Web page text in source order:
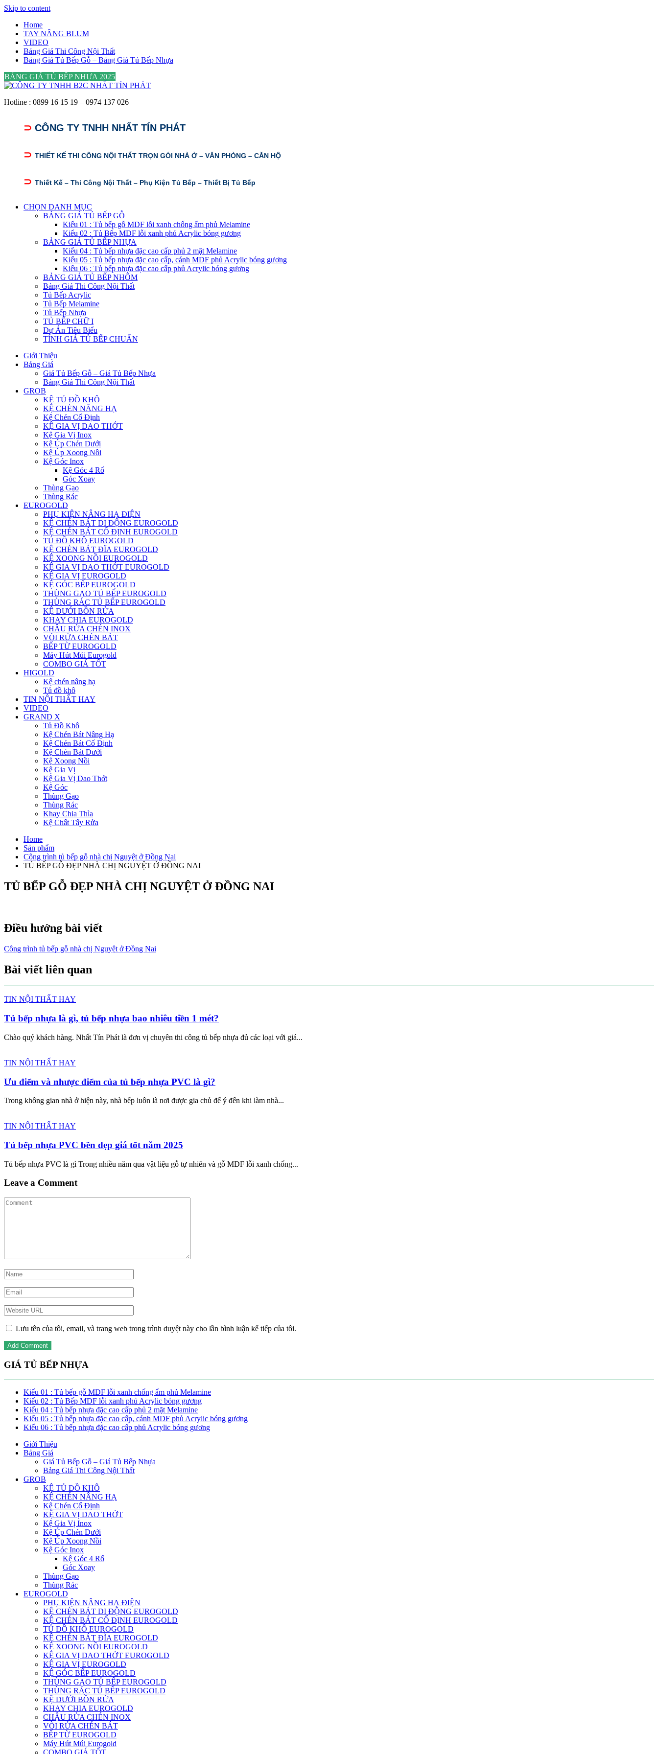
Skip to content
Home
TAY NÂNG BLUM
VIDEO
Bảng Giá Thi Công Nội Thất
Bảng Giá Tủ Bếp Gỗ – Bảng Giá Tủ Bếp Nhựa
BẢNG GIÁ TỦ BẾP NHỰA 2025
Hotline : 0899 16 15 19 – 0974 137 026
⊃ CÔNG TY TNHH NHẤT TÍN PHÁT
⊃ THIẾT KẾ THI CÔNG NỘI THẤT TRỌN GÓI NHÀ Ở – VĂN PHÒNG – CĂN HỘ
⊃ Thiết Kế – Thi Công Nội Thất – Phụ Kiện Tủ Bếp – Thiết Bị Tủ Bếp
CHỌN DANH MỤC
BẢNG GIÁ TỦ BẾP GỖ
Kiểu 01 : Tủ bếp gỗ MDF lỗi xanh chống ẩm phủ Melamine
Kiểu 02 : Tủ Bếp MDF lỗi xanh phủ Acrylic bóng gương
BẢNG GIÁ TỦ BẾP NHỰA
Kiểu 04 : Tủ bếp nhựa đặc cao cấp phủ 2 mặt Melamine
Kiểu 05 : Tủ bếp nhựa đặc cao cấp, cánh MDF phủ Acrylic bóng gương
Kiểu 06 : Tủ bếp nhựa đặc cao cấp phủ Acrylic bóng gương
BẢNG GIÁ TỦ BẾP NHÔM
Bảng Giá Thi Công Nội Thất
Tủ Bếp Acrylic
Tủ Bếp Melamine
Tủ Bếp Nhựa
TỦ BẾP CHỮ I
Dự Án Tiêu Biểu
TÍNH GIÁ TỦ BẾP CHUẨN
Giới Thiệu
Bảng Giá
Giá Tủ Bếp Gỗ – Giá Tủ Bếp Nhựa
Bảng Giá Thi Công Nội Thất
GROB
KỆ TỦ ĐỒ KHÔ
KỆ CHÉN NÂNG HẠ
Kệ Chén Cố Định
KỆ GIA VỊ DAO THỚT
Kệ Gia Vị Inox
Kệ Úp Chén Dưới
Kệ Úp Xoong Nồi
Kệ Góc Inox
Kệ Góc 4 Rổ
Góc Xoay
Thùng Gạo
Thùng Rác
EUROGOLD
PHỤ KIỆN NÂNG HẠ ĐIỆN
KỆ CHÉN BÁT DI ĐỘNG EUROGOLD
KỆ CHÉN BÁT CỐ ĐỊNH EUROGOLD
TỦ ĐỒ KHÔ EUROGOLD
KỆ CHÉN BÁT ĐĨA EUROGOLD
KỆ XOONG NỒI EUROGOLD
KỆ GIA VỊ DAO THỚT EUROGOLD
KỆ GIA VỊ EUROGOLD
KỆ GÓC BẾP EUROGOLD
THÙNG GẠO TỦ BẾP EUROGOLD
THÙNG RÁC TỦ BẾP EUROGOLD
KỆ DƯỚI BỒN RỬA
KHAY CHIA EUROGOLD
CHẬU RỬA CHÉN INOX
VÒI RỬA CHÉN BÁT
BẾP TỪ EUROGOLD
Máy Hút Múi Eurogold
COMBO GIÁ TỐT
HIGOLD
Kệ chén nâng hạ
Tủ đồ khô
TIN NỘI THẤT HAY
VIDEO
GRAND X
Tủ Đồ Khô
Kệ Chén Bát Nâng Hạ
Kệ Chén Bát Cố Định
Kệ Chén Bát Dưới
Kệ Xoong Nồi
Kệ Gia Vị
Kệ Gia Vị Dao Thớt
Kệ Góc
Thùng Gạo
Thùng Rác
Khay Chia Thìa
Kệ Chất Tẩy Rửa
Home
Sản phẩm
Công trình tủ bếp gỗ nhà chị Nguyệt ở Đồng Nai
TỦ BẾP GỖ ĐẸP NHÀ CHỊ NGUYỆT Ở ĐỒNG NAI
TỦ BẾP GỖ ĐẸP NHÀ CHỊ NGUYỆT Ở ĐỒNG NAI
Điều hướng bài viết
Công trình tủ bếp gỗ nhà chị Nguyệt ở Đồng Nai
Bài viết liên quan
TIN NỘI THẤT HAY
Tủ bếp nhựa là gì, tủ bếp nhựa bao nhiêu tiền 1 mét?
Chào quý khách hàng. Nhất Tín Phát là đơn vị chuyên thi công tủ bếp nhựa đủ các loại với giá...
TIN NỘI THẤT HAY
Ưu điểm và nhược điểm của tủ bếp nhựa PVC là gì?
Trong không gian nhà ở hiện này, nhà bếp luôn là nơi được gia chủ để ý đến khi làm nhà...
TIN NỘI THẤT HAY
Tủ bếp nhựa PVC bền đẹp giá tốt năm 2025
Tủ bếp nhựa PVC là gì Trong nhiều năm qua vật liệu gỗ tự nhiên và gỗ MDF lỗi xanh chống...
Leave a Comment
Lưu tên của tôi, email, và trang web trong trình duyệt này cho lần bình luận kế tiếp của tôi.
GIÁ TỦ BẾP NHỰA
Kiểu 01 : Tủ bếp gỗ MDF lỗi xanh chống ẩm phủ Melamine
Kiểu 02 : Tủ Bếp MDF lỗi xanh phủ Acrylic bóng gương
Kiểu 04 : Tủ bếp nhựa đặc cao cấp phủ 2 mặt Melamine
Kiểu 05 : Tủ bếp nhựa đặc cao cấp, cánh MDF phủ Acrylic bóng gương
Kiểu 06 : Tủ bếp nhựa đặc cao cấp phủ Acrylic bóng gương
Giới Thiệu
Bảng Giá
Giá Tủ Bếp Gỗ – Giá Tủ Bếp Nhựa
Bảng Giá Thi Công Nội Thất
GROB
KỆ TỦ ĐỒ KHÔ
KỆ CHÉN NÂNG HẠ
Kệ Chén Cố Định
KỆ GIA VỊ DAO THỚT
Kệ Gia Vị Inox
Kệ Úp Chén Dưới
Kệ Úp Xoong Nồi
Kệ Góc Inox
Kệ Góc 4 Rổ
Góc Xoay
Thùng Gạo
Thùng Rác
EUROGOLD
PHỤ KIỆN NÂNG HẠ ĐIỆN
KỆ CHÉN BÁT DI ĐỘNG EUROGOLD
KỆ CHÉN BÁT CỐ ĐỊNH EUROGOLD
TỦ ĐỒ KHÔ EUROGOLD
KỆ CHÉN BÁT ĐĨA EUROGOLD
KỆ XOONG NỒI EUROGOLD
KỆ GIA VỊ DAO THỚT EUROGOLD
KỆ GIA VỊ EUROGOLD
KỆ GÓC BẾP EUROGOLD
THÙNG GẠO TỦ BẾP EUROGOLD
THÙNG RÁC TỦ BẾP EUROGOLD
KỆ DƯỚI BỒN RỬA
KHAY CHIA EUROGOLD
CHẬU RỬA CHÉN INOX
VÒI RỬA CHÉN BÁT
BẾP TỪ EUROGOLD
Máy Hút Múi Eurogold
COMBO GIÁ TỐT